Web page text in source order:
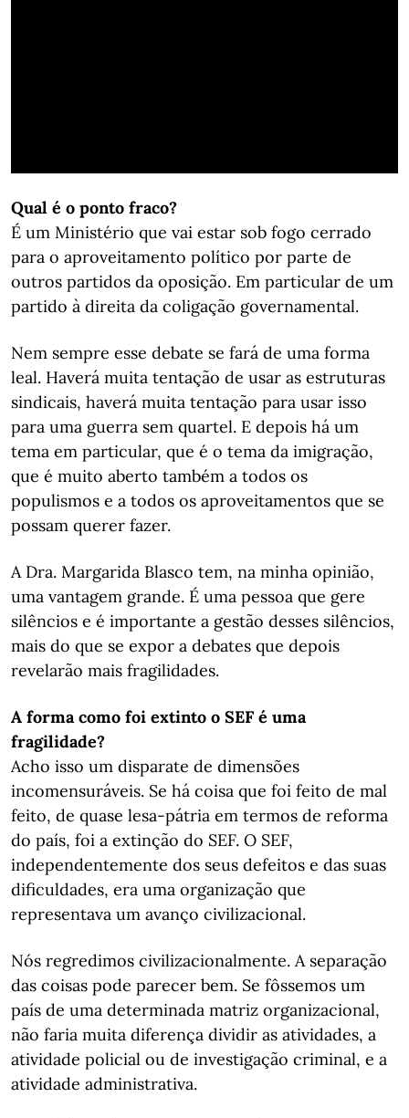
Qual é o ponto fraco?
É um Ministério que vai estar sob fogo cerrado
para o aproveitamento político por parte de
outros partidos da oposição. Em particular de um
partido à direita da coligação governamental.
Nem sempre esse debate se fará de uma forma
leal. Haverá muita tentação de usar as estruturas
sindicais, haverá muita tentação para usar isso
para uma guerra sem quartel. E depois há um
tema em particular, que é o tema da imigração,
que é muito aberto também a todos os
populismos e a todos os aproveitamentos que se
possam querer fazer.
A Dra. Margarida Blasco tem, na minha opinião,
uma vantagem grande. É uma pessoa que gere
silêncios e é importante a gestão desses silêncios,
mais do que se expor a debates que depois
revelarão mais fragilidades.
A forma como foi extinto o SEF é uma
fragilidade?
Acho isso um disparate de dimensões
incomensuráveis. Se há coisa que foi feito de mal
feito, de quase lesa-pátria em termos de reforma
do país, foi a extinção do SEF. O SEF,
independentemente dos seus defeitos e das suas
dificuldades, era uma organização que
representava um avanço civilizacional.
Nós regredimos civilizacionalmente. A separação
das coisas pode parecer bem. Se fôssemos um
país de uma determinada matriz organizacional,
não faria muita diferença dividir as atividades, a
atividade policial ou de investigação criminal, e a
atividade administrativa.